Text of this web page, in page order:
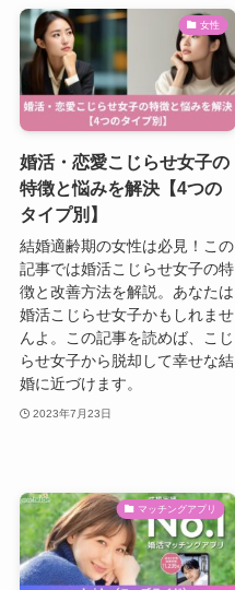
女性
婚活・恋愛こじらせ女子の
特徴と悩みを解決【4つの
タイプ別】
結婚適齢期の女性は必見！この
記事では婚活こじらせ女子の特
徴と改善方法を解説。あなたは
婚活こじらせ女子かもしれませ
んよ。この記事を読めば、こじ
らせ女子から脱却して幸せな結
婚に近づけます。
2023年7月23日
マッチングアプリ